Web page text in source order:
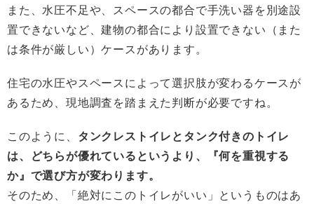
また、水圧不足や、スペースの都合で手洗い器を別途設
置できないなど、建物の都合により設置できない（また
は条件が厳しい）ケースがあります。
住宅の水圧やスペースによって選択肢が変わるケースが
あるため、現地調査を踏まえた判断が必要ですね。
このように、 タンクレストイレとタンク付きのトイレ
は、どちらが優れているというより、『何を重視する
か』で選び方が変わります。
そのため、「絶対にこのトイレがいい」というものはあ